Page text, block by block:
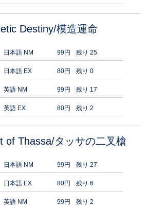
Destiny/模造運命
日本語 NM 99円 残り 25
日本語 EX 80円 残り 0
英語 NM 99円 残り 17
英語 EX 80円 残り 2
of Thassa/タッサの二叉槍
日本語 NM 99円 残り 27
日本語 EX 80円 残り 6
英語 NM 99円 残り 2